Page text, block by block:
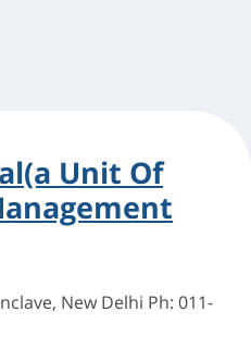
Unit Of
New Delhi Ph: 011-